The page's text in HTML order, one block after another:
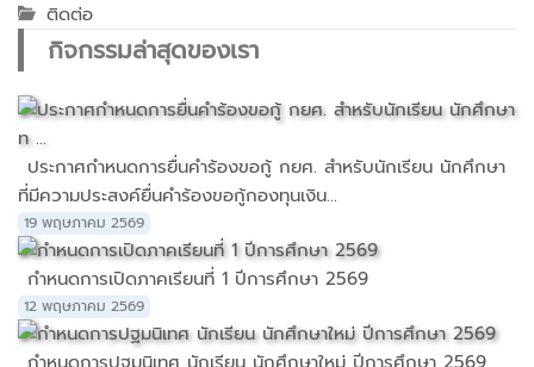
ติดต่อ
กิจกรรมล่าสุดของเรา
ประกาศกำหนดการยื่นคำร้องขอกู้ กยศ. สำหรับนักเรียน นักศึกษา
ที่มีความประสงค์ยื่นคำร้องขอกู้กองทุนเงิน...
19 พฤษภาคม 2569
กำหนดการเปิดภาคเรียนที่ 1 ปีการศึกษา 2569
12 พฤษภาคม 2569